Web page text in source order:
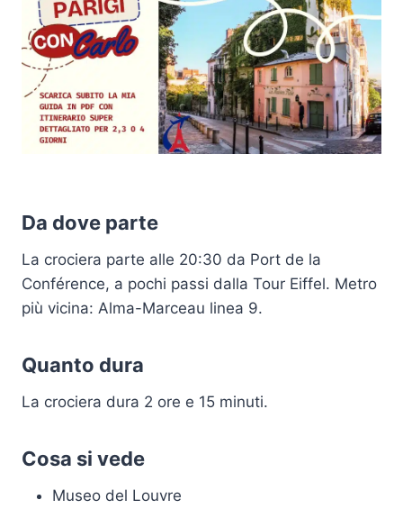
Da dove parte
La crociera parte alle 20:30 da Port de la
Conférence, a pochi passi dalla Tour Eiffel. Metro
più vicina: Alma-Marceau linea 9.
Quanto dura
La crociera dura 2 ore e 15 minuti.
Cosa si vede
Museo del Louvre